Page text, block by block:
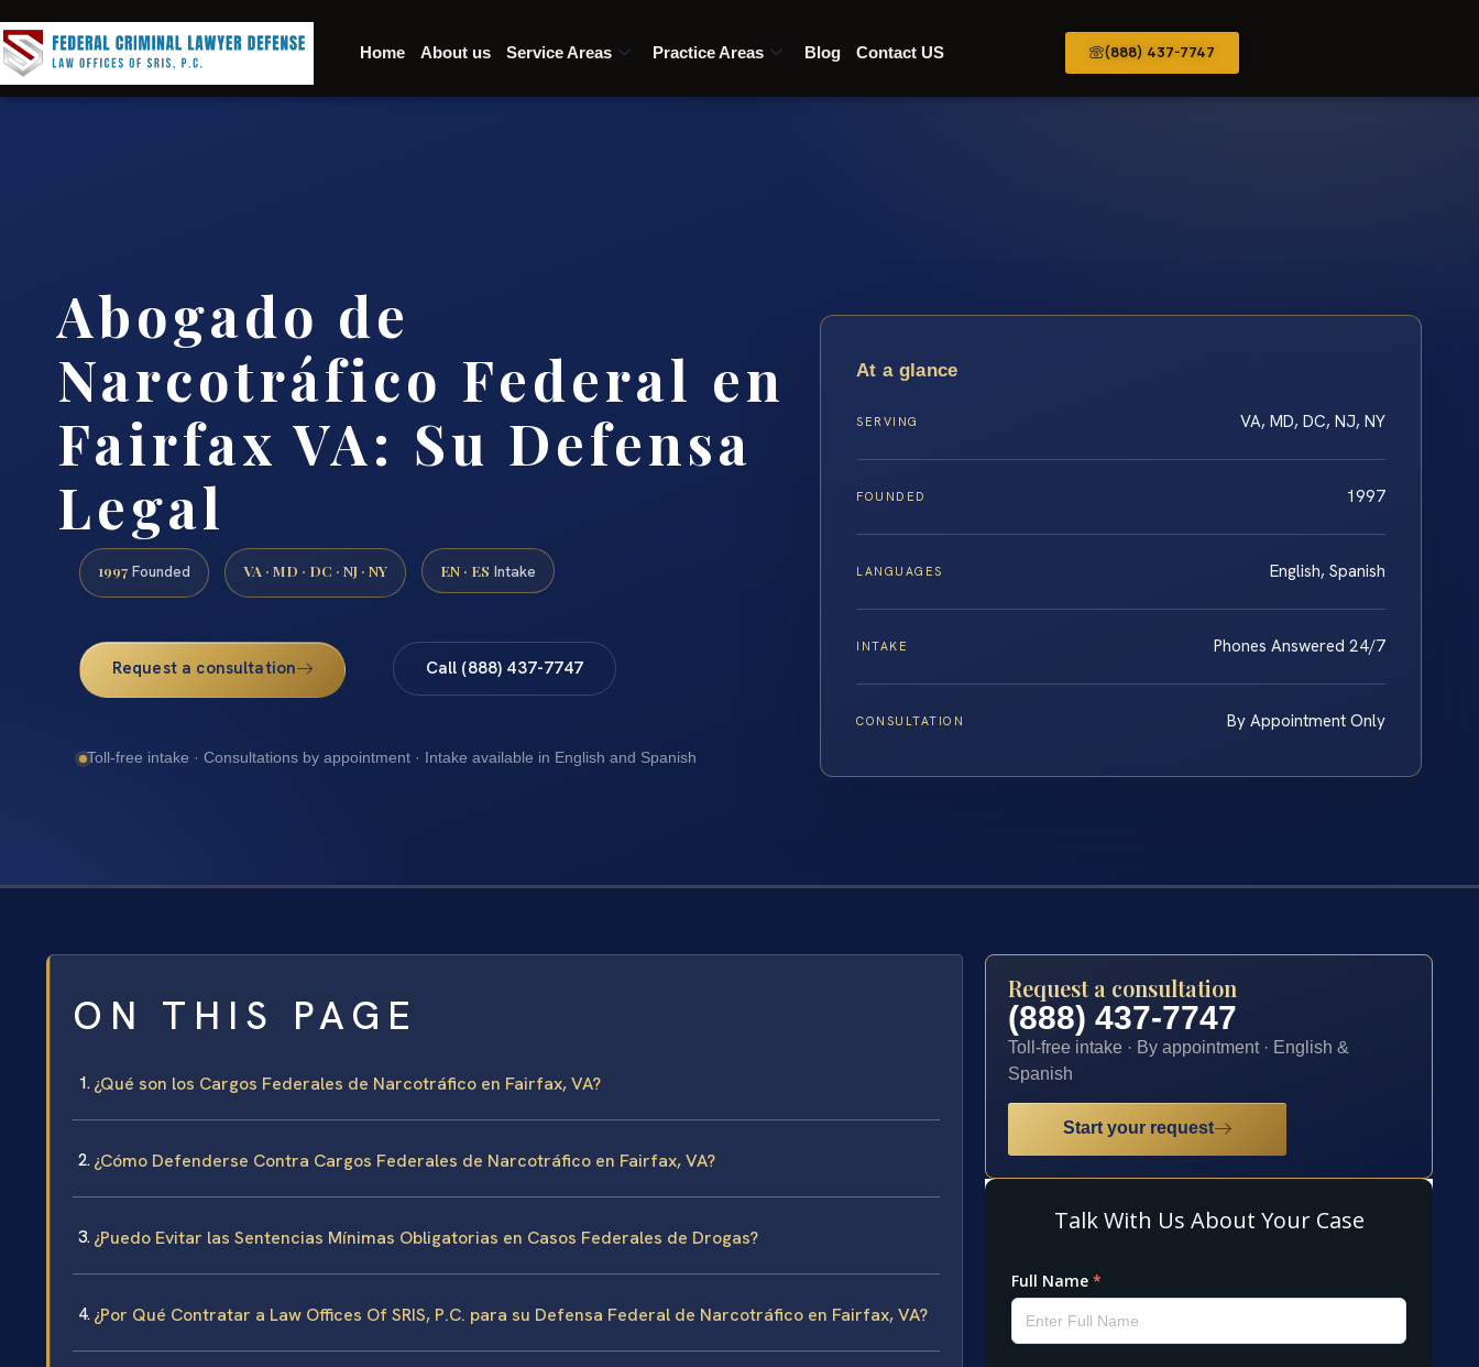
Home About us Service Areas Practice Areas Blog Contact US (888) 437-7747
Abogado de
Narcotráfico Federal en
Fairfax VA: Su Defensa
Legal
1997 Founded VA · MD · DC · NJ · NY EN · ES Intake
Request a consultation Call (888) 437-7747
Toll-free intake · Consultations by appointment · Intake available in English and Spanish
At a glance
SERVING VA, MD, DC, NJ, NY
FOUNDED 1997
LANGUAGES English, Spanish
INTAKE Phones Answered 24/7
CONSULTATION By Appointment Only
ON THIS PAGE
¿Qué son los Cargos Federales de Narcotráfico en Fairfax, VA?
¿Cómo Defenderse Contra Cargos Federales de Narcotráfico en Fairfax, VA?
¿Puedo Evitar las Sentencias Mínimas Obligatorias en Casos Federales de Drogas?
¿Por Qué Contratar a Law Offices Of SRIS, P.C. para su Defensa Federal de Narcotráfico en Fairfax, VA?
Request a consultation
(888) 437-7747
Toll-free intake · By appointment · English &
Spanish
Start your request